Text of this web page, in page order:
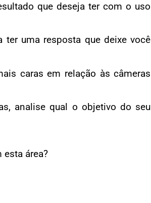
que deseja ter com o uso
ter uma resposta que deixe você
caras em relação às câmeras
analise qual o objetivo do seu
área?